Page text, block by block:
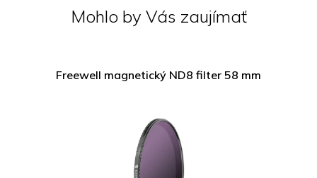
Mohlo by Vás zaujímať
Freewell magnetický ND8 filter 58 mm